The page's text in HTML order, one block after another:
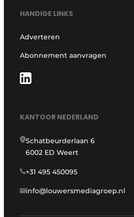
HANDIGE LINKS
Adverteren
Abonnement aanvragen
KANTOOR NEDERLAND
Schatbeurderlaan 6
6002 ED Weert
+31 495 450095
info@louwersmediagroep.nl